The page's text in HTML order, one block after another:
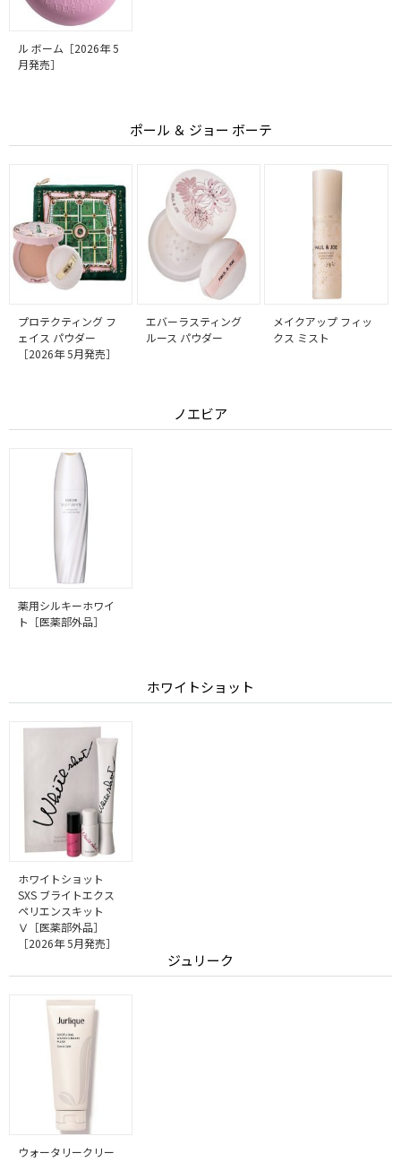
ル ボーム［2026年 5
月発売］
ポール ＆ ジョー ボーテ
プロテクティング フ
ェイス パウダー
［2026年 5月発売］
エバーラスティング
ルース パウダー
メイクアップ フィッ
クス ミスト
ノエビア
薬用シルキーホワイ
ト［医薬部外品］
ホワイトショット
ホワイトショット
SXS ブライトエクス
ペリエンスキット
Ⅴ［医薬部外品］
［2026年 5月発売］
ジュリーク
ウォータリークリー